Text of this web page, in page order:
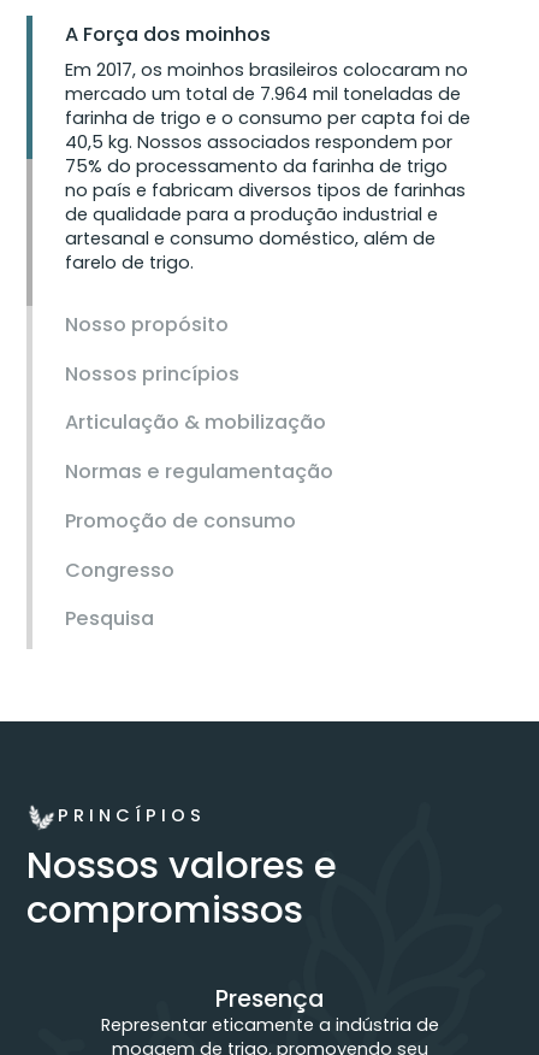
A Força dos moinhos
Em 2017, os moinhos brasileiros colocaram no
mercado um total de 7.964 mil toneladas de
farinha de trigo e o consumo per capta foi de
40,5 kg. Nossos associados respondem por
75% do processamento da farinha de trigo
no país e fabricam diversos tipos de farinhas
de qualidade para a produção industrial e
artesanal e consumo doméstico, além de
farelo de trigo.
Nosso propósito
Nossos princípios
Articulação & mobilização
Normas e regulamentação
Promoção de consumo
Congresso
Pesquisa
PRINCÍPIOS
Nossos valores e
compromissos
Presença
Representar eticamente a indústria de
moagem de trigo, promovendo seu